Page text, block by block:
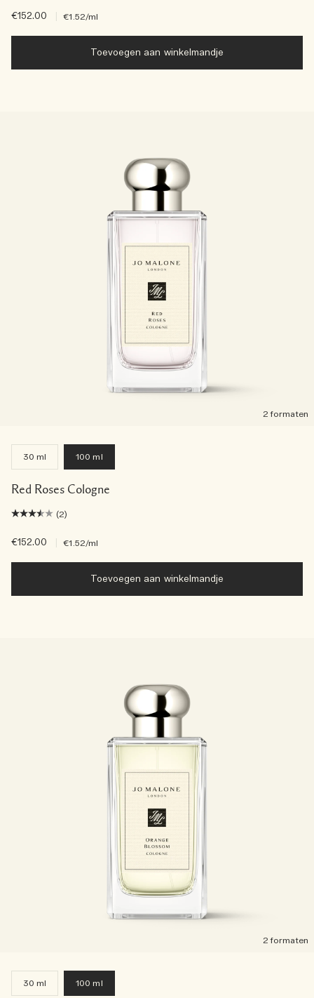
€152.00 €1.52/ml
Toevoegen aan winkelmandje
2 formaten
30 ml 100 ml
Red Roses Cologne
(2)
€152.00 €1.52/ml
Toevoegen aan winkelmandje
2 formaten
30 ml 100 ml